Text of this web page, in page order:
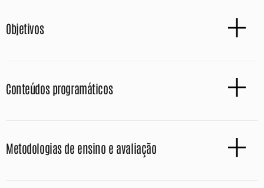
Objetivos
Conteúdos programáticos
Metodologias de ensino e avaliação